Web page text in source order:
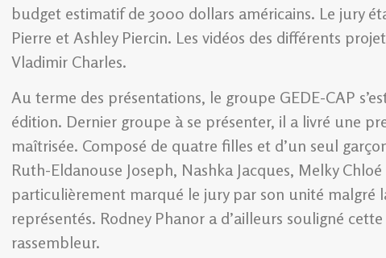
budget estimatif de 3000 dollars américains. Le jury
Pierre et Ashley Piercin. Les vidéos des différents
Vladimir Charles.
Au terme des présentations, le groupe GEDE-CAP
édition. Dernier groupe à se présenter, il a livré une
maîtrisée. Composé de quatre filles et d’un seul
Ruth-Eldanouse Joseph, Nashka Jacques, Melky
particulièrement marqué le jury par son unité malgré
représentés. Rodney Phanor a d’ailleurs souligné
rassembleur.